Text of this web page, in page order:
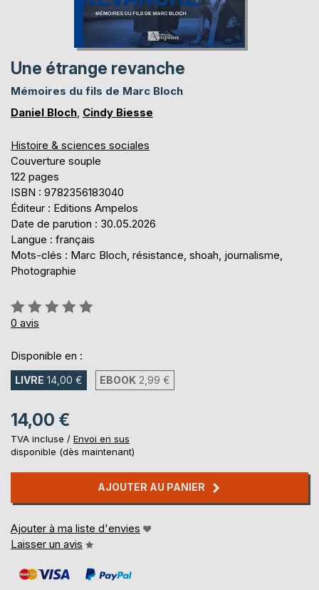
Une étrange revanche
Mémoires du fils de Marc Bloch
Daniel Bloch, Cindy Biesse
Histoire & sciences sociales
Couverture souple
122 pages
ISBN : 9782356183040
Éditeur : Editions Ampelos
Date de parution : 30.05.2026
Langue : français
Mots-clés : Marc Bloch, résistance, shoah, journalisme,
Photographie
Évaluation:
0%
0 avis
Disponible en :
LIVRE 14,00 € EBOOK 2,99 €
14,00 €
TVA incluse / Envoi en sus
disponible (dès maintenant)
AJOUTER AU PANIER
Ajouter à ma liste d'envies
Laisser un avis